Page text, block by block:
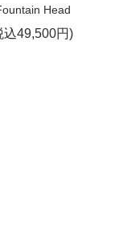
Head
込49,500円)